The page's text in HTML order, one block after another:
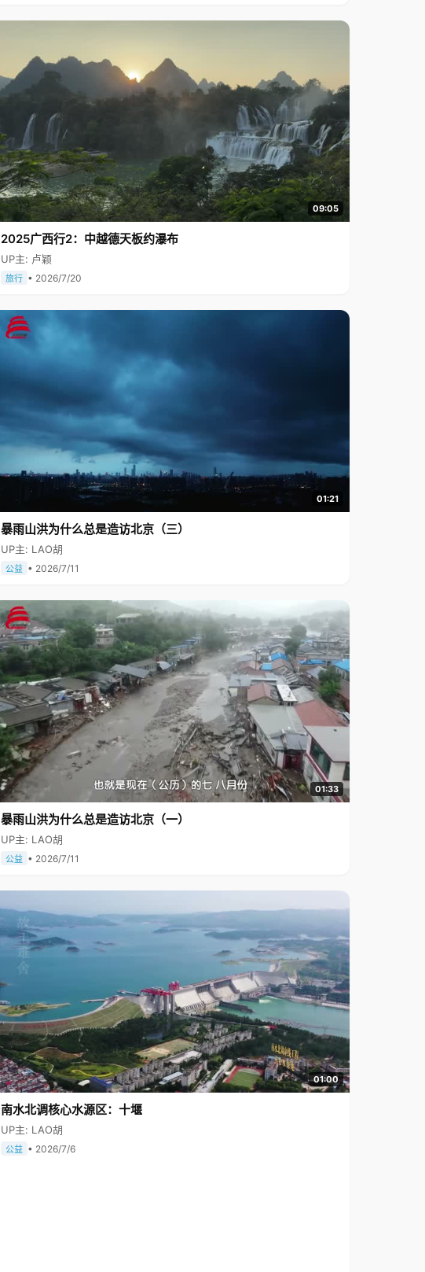
09:05
2025广西行2：中越德天板约瀑布
UP主: 卢颖
旅行 • 2026/7/20
01:21
暴雨山洪为什么总是造访北京（三）
UP主: LAO胡
公益 • 2026/7/11
01:33
暴雨山洪为什么总是造访北京（一）
UP主: LAO胡
公益 • 2026/7/11
01:00
南水北调核心水源区：十堰
UP主: LAO胡
公益 • 2026/7/6